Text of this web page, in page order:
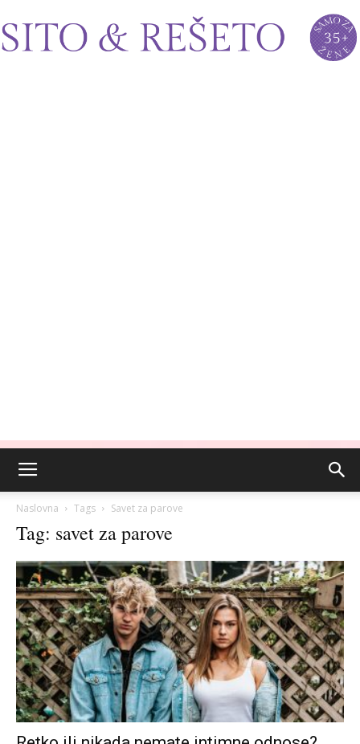
Naslovna Tags Savet za parove
Tag: savet za parove